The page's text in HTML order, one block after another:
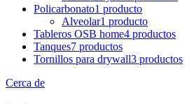
Policarbonato1 producto
Alveolar1 producto
Tableros OSB home4 productos
Tanques7 productos
Tornillos para drywall3 productos
Cerca de